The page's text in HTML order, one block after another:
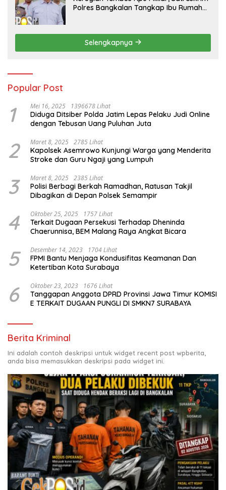
Polres Bangkalan Tangkap Ibu Rumah
Selengkapnya
Popular Post
1 Mei 16, 2025 1396678 Lihat
Diduga Ditsiber Polda Jatim Lepas Pelaku Judi Online
dengan Tebusan Uang Puluhan Juta
2 Maret 8, 2025 2785 Lihat
Kapolsek Asemrowo Kunjungi Warga yang Menderita
Stroke dan Guru Ngaji yang Lumpuh
3 Maret 8, 2025 2385 Lihat
Polisi Berbagi Berkah Ramadhan, Ratusan Takjil
Dibagikan di Depan Polsek Semampir
4 Oktober 25, 2025 1757 Lihat
Terkait Dugaan Persekusi Terhadap Dheninda
Chaerunnisa, BEM Malang Raya Angkat Bicara
5 Desember 14, 2023 1704 Lihat
FPMI Bantu Menjaga Kondusifitas Keamanan Dan
Ketertiban Kota Surabaya
6 Oktober 23, 2023 1676 Lihat
Tanggapan Anggota DPRD Provinsi Jawa Timur KOMISI
E TERKAIT DUGAAN PUNGLI DI SMKN7 SURABAYA
Berita Kriminal
Ini adalah contoh deskripsi untuk widget recent post wpberita,
anda bisa memasukkan deskripsi pada widget ini.